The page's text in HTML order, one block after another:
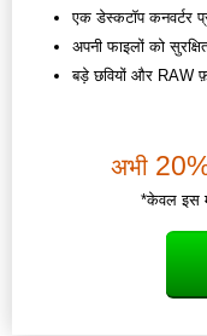
एक डेस्कटॉप कनवर्टर
अपनी फाइलों को
बड़े छवियों और RAW
अभी
*केवल इस